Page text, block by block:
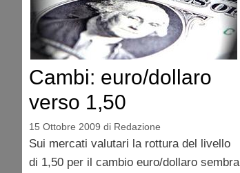
Cambi: euro/dollaro
verso 1,50
15 Ottobre 2009 di Redazione
Sui mercati valutari la rottura del livello
di 1,50 per il cambio euro/dollaro sembra